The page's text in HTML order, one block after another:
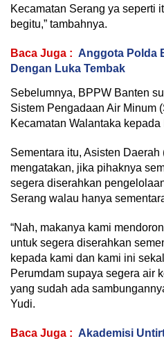
Kecamatan Serang ya seperti
begitu,” tambahnya.
Baca Juga : Anggota Polda
Dengan Luka Tembak
Sebelumnya, BPPW Banten
Sistem Pengadaan Air Minum
Kecamatan Walantaka kepada
Sementara itu, Asisten Daerah
mengatakan, jika pihaknya
segera diserahkan
Serang walau hanya
“Nah, makanya kami
untuk segera diserahkan
kepada kami dan kami ini
Perumdam supaya segera air
yang sudah ada
Yudi.
Baca Juga : Akademisi